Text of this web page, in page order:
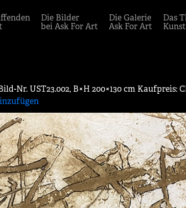
Die Bilder
bei Ask For Art
Die Galerie
Ask For Art
Das
Nr. UST23.002, B×H 200×130 cm Kaufpreis: